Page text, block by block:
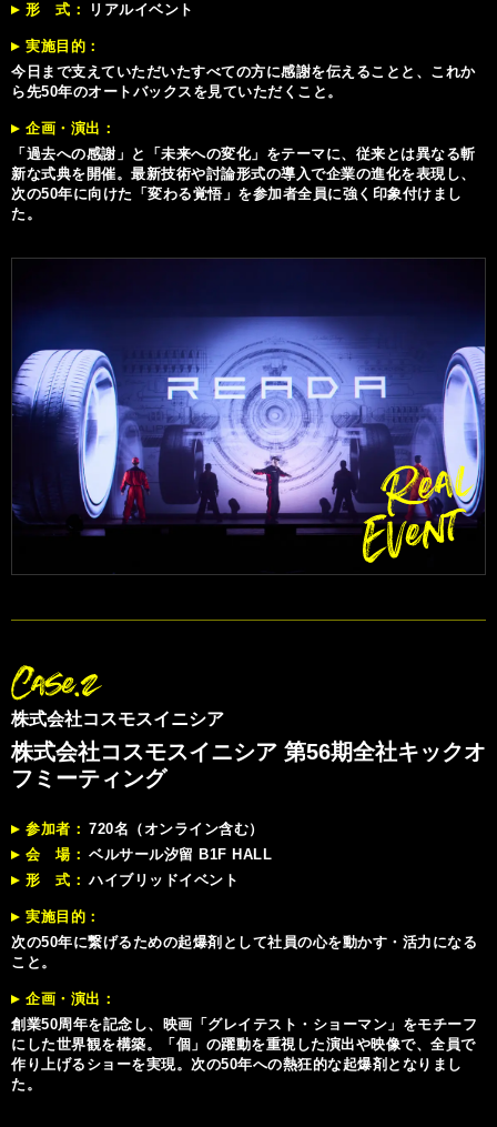
形 式
リアルイベント
実施目的
今日まで支えていただいたすべての方に感謝を伝えることと、これか
ら先50年のオートバックスを見ていただくこと。
企画・演出
「過去への感謝」と「未来への変化」をテーマに、従来とは異なる斬
新な式典を開催。最新技術や討論形式の導入で企業の進化を表現し、
次の50年に向けた「変わる覚悟」を参加者全員に強く印象付けまし
た。
株式会社コスモスイニシア 第56期全社キックオ
フミーティング
株式会社コスモスイニシア
参加者
720名（オンライン含む）
会 場
ベルサール汐留 B1F HALL
形 式
ハイブリッドイベント
実施目的
次の50年に繋げるための起爆剤として社員の心を動かす・活力になる
こと。
企画・演出
創業50周年を記念し、映画「グレイテスト・ショーマン」をモチーフ
にした世界観を構築。「個」の躍動を重視した演出や映像で、全員で
作り上げるショーを実現。次の50年への熱狂的な起爆剤となりまし
た。